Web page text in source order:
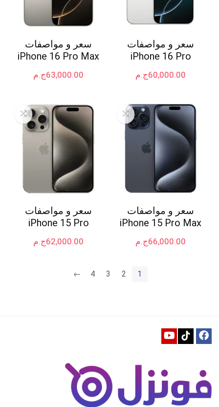
سعر و مواصفات
iPhone 16 Pro
ج.م60,000.00
سعر و مواصفات
iPhone 16 Pro Max
ج.م63,000.00
سعر و مواصفات
iPhone 15 Pro Max
ج.م66,000.00
سعر و مواصفات
iPhone 15 Pro
ج.م62,000.00
1
2
3
4
←